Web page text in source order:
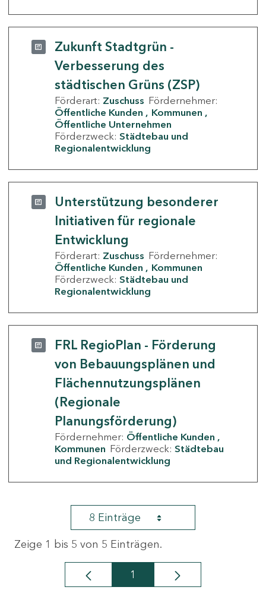
Zukunft Stadtgrün -
Verbesserung des
städtischen Grüns (ZSP)
Förderart: Zuschuss Fördernehmer:
Öffentliche Kunden
Kommunen
Öffentliche Unternehmen
Förderzweck: Städtebau und
Regionalentwicklung
Unterstützung besonderer
Initiativen für regionale
Entwicklung
Förderart: Zuschuss Fördernehmer:
Öffentliche Kunden
Kommunen
Förderzweck: Städtebau und
Regionalentwicklung
FRL RegioPlan - Förderung
von Bebauungsplänen und
Flächennutzungsplänen
(Regionale
Planungsförderung)
Fördernehmer: Öffentliche Kunden
Kommunen Förderzweck: Städtebau
und Regionalentwicklung
8 Einträge
Zeige 1 bis 5 von 5 Einträgen.
Seite
1